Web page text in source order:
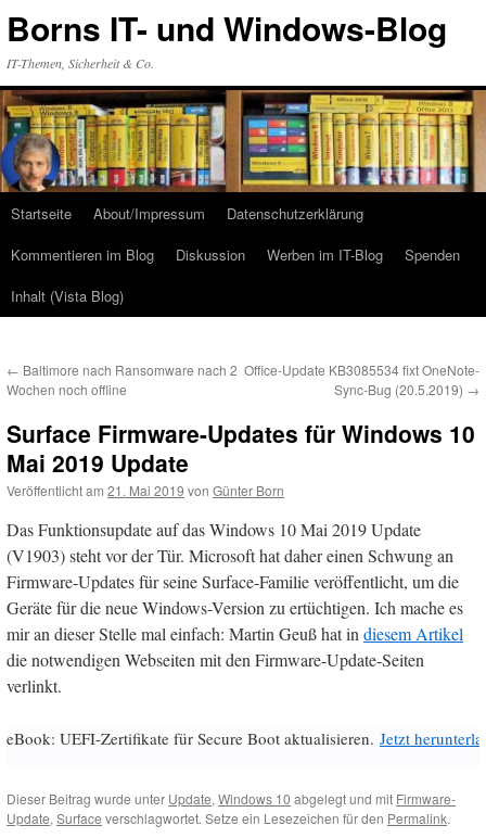
Inhalt
Borns IT- und Windows-Blog
IT-Themen, Sicherheit & Co.
Startseite About/Impressum
Datenschutzerklärung
Kommentieren im Blog
Diskussion Werben im IT-Blog
Spenden
Inhalt (Vista Blog)
← Baltimore nach Ransomware nach 2
Wochen noch offline
Office-Update KB3085534 fixt OneNote-
Sync-Bug (20.5.2019) →
Surface Firmware-Updates für Windows 10
Mai 2019 Update
Veröffentlicht am 21. Mai 2019 von Günter Born
Das Funktionsupdate auf das Windows 10 Mai 2019 Update
(V1903) steht vor der Tür. Microsoft hat daher einen Schwung an
Firmware-Updates für seine Surface-Familie veröffentlicht, um die
Geräte für die neue Windows-Version zu ertüchtigen. Ich mache es
mir an dieser Stelle mal einfach: Martin Geuß hat indiesem Artikel
die notwendigen Webseiten mit den Firmware-Update-Seiten
verlinkt.
eBook: UEFI-Zertifikate für Secure Boot aktualisieren. Jetzt
Dieser Beitrag wurde unter Update, Windows 10 abgelegt und mit Firmware-
Update, Surface verschlagwortet. Setze ein Lesezeichen für den Permalink.